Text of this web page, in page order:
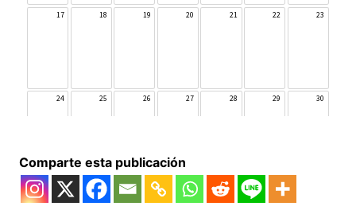
Comparte esta publicación